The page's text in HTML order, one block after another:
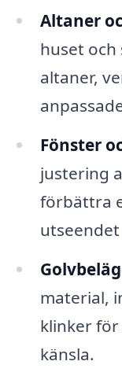
Altaner
huset och
altaner,
Fönster
justering
förbättra
material,
klinker
känsla.